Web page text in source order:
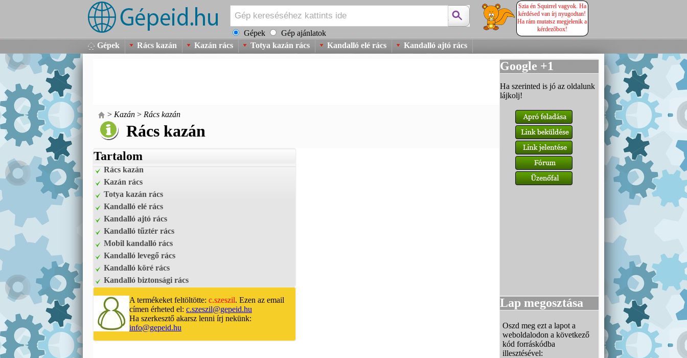
Gépek Gép ajánlatok
Szia én Squirrel vagyok. Ha
kérdésed van írj nyugodtan!
Ha rám mutatsz megjelenik a
kérdezőbox!
Gépek Rács kazán Kazán rács Totya kazán rács Kandalló elé rács Kandalló ajtó rács
> Kazán > Rács kazán
Rács kazán
Tartalom
Rács kazán
Kazán rács
Totya kazán rács
Kandalló elé rács
Kandalló ajtó rács
Kandalló tűztér rács
Mobil kandalló rács
Kandalló levegő rács
Kandalló köré rács
Kandalló biztonsági rács
A termékeket feltöltötte: c.szeszil. Ezen az email
címen érheted el: c.szeszil@gepeid.hu
Ha szerkesztő akarsz lenni írj nekünk:
info@gepeid.hu
Google +1
Ha szerinted is jó az oldalunk
lájkolj!
Lap megosztása
Oszd meg ezt a lapot a
weboldalodon a következő
kód forráskódba
illesztésével: